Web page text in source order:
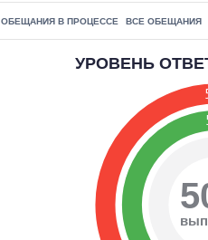
ОБЕЩАНИЯ В ПРОЦЕССЕ ВСЕ ОБЕЩАНИЯ
УРОВЕНЬ